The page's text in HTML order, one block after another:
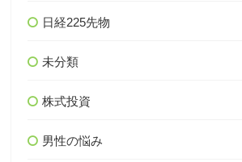
日経225先物
未分類
株式投資
男性の悩み